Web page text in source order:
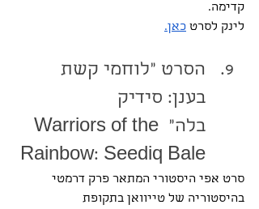
קדימה.
לינק לסרט כאן.
הסרט "לוחמי קשת
בענן: סידיק
בלה" Warriors of the
Rainbow: Seediq Bale
סרט אפי היסטורי המתאר פרק דרמטי
בהיסטוריה של טייוואן בתקופת